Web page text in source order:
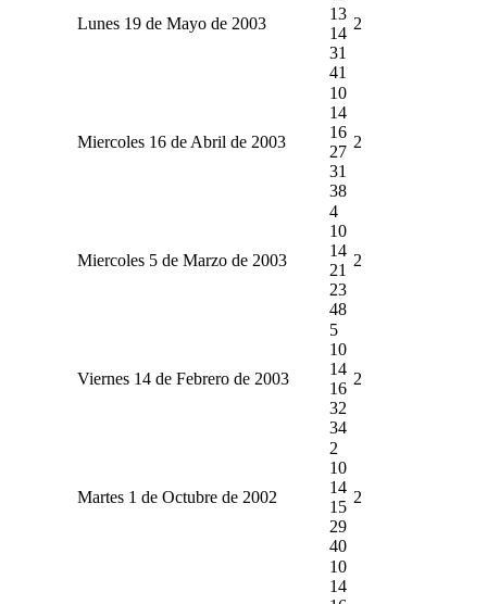
Lunes 19 de Mayo de 2003
13
14
31
41
2
Miercoles 16 de Abril de 2003
10
14
16
27
31
38
2
Miercoles 5 de Marzo de 2003
4
10
14
21
23
48
2
Viernes 14 de Febrero de 2003
5
10
14
16
32
34
2
Martes 1 de Octubre de 2002
2
10
14
15
29
40
2
10
14